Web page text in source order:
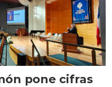
pone cifras